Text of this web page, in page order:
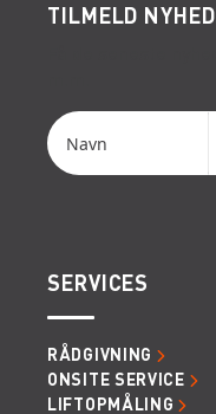
TILMELD
SERVICES
RÅDGIVNING
ONSITE SERVICE
LIFTOPMÅLING